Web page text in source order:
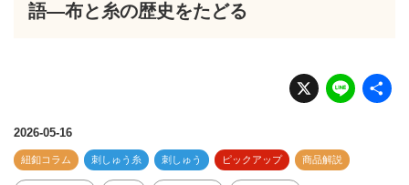
語―布と糸の歴史をたどる
X Li
n
2026-05-16
紐釦コラム 刺しゅう糸 刺しゅう ピックアップ 商品解説